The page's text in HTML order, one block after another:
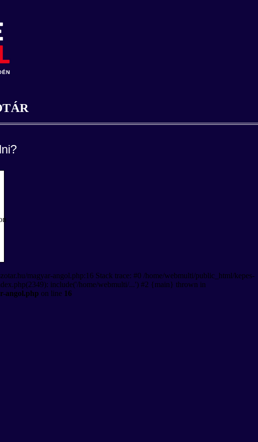
magyar-angol.php:16 Stack trace: #0 /home/webmulti/public_html/kepes-
include('/home/webmulti/...') #2 {main} thrown in
angol.php on line 16